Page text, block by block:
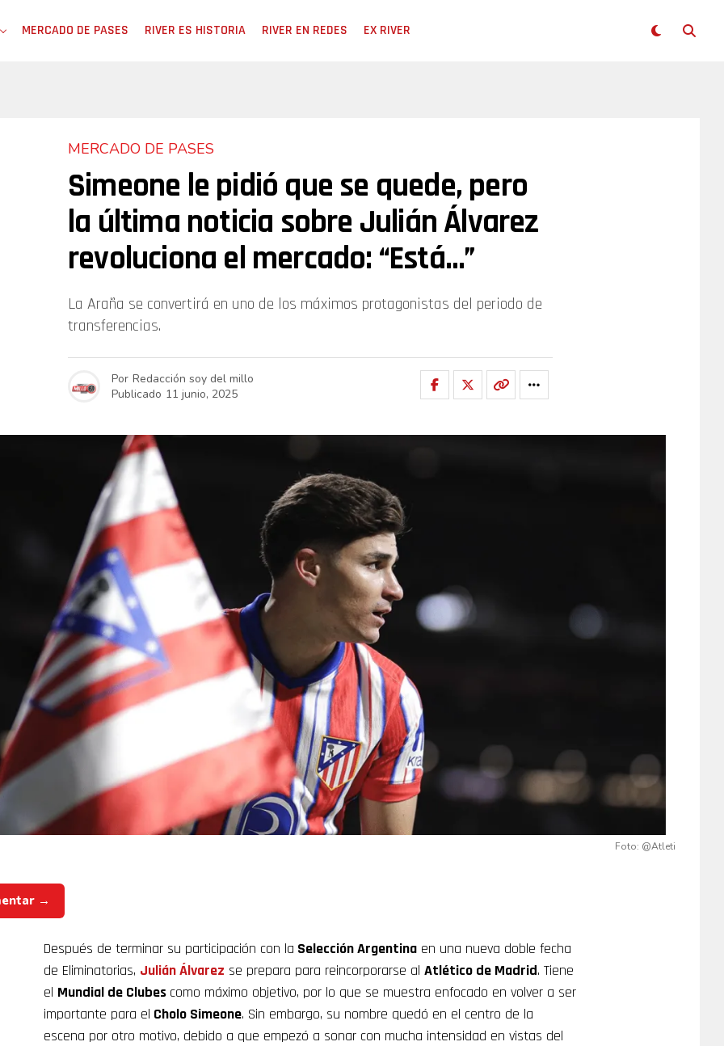
MERCADO DE PASES RIVER ES HISTORIA RIVER EN REDES EX RIVER
MERCADO DE PASES
Simeone le pidió que se quede, pero
la última noticia sobre Julián Álvarez
revoluciona el mercado: “Está…”
La Araña se convertirá en uno de los máximos protagonistas del periodo de
transferencias.
Por Redacción soy del millo
Publicado 11 junio, 2025
Foto: @Atleti
→
Después de terminar su participación con la Selección Argentina en una nueva doble fecha
de Eliminatorias, Julián Álvarez se prepara para reincorporarse al Atlético de Madrid. Tiene
el Mundial de Clubes como máximo objetivo, por lo que se muestra enfocado en volver a ser
importante para el Cholo Simeone. Sin embargo, su nombre quedó en el centro de la
escena por otro motivo, debido a que empezó a sonar con mucha intensidad en vistas del